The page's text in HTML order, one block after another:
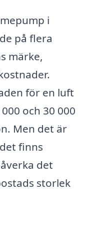
i
på flera
märke,
för en luft
och 30 000
Men det är
finns
det
storlek